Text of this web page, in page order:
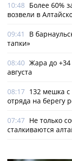
10:48 Более 60%
возвели в
09:41
В
тапки»
08:40 Жара до +34
августа
08:17 132 мешка с
отряда на берегу
07:47 Не только
сталкиваются